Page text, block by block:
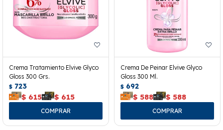
Crema Tratamiento Elvive Glyco
Gloss 300 Grs.
$ 723
$ 615 $ 615
Crema De Peinar Elvive Glyco
Gloss 300 Ml.
$ 692
$ 588 $ 588